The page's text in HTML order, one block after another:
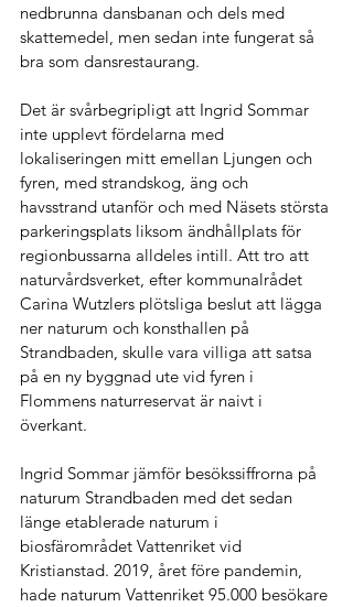
nedbrunna dansbanan och dels med
skattemedel, men sedan inte fungerat så
bra som dansrestaurang.
Det är svårbegripligt att Ingrid Sommar
inte upplevt fördelarna med
lokaliseringen mitt emellan Ljungen och
fyren, med strandskog, äng och
havsstrand utanför och med Näsets största
parkeringsplats liksom ändhållplats för
regionbussarna alldeles intill. Att tro att
naturvårdsverket, efter kommunalrådet
Carina Wutzlers plötsliga beslut att lägga
ner naturum och konsthallen på
Strandbaden, skulle vara villiga att satsa
på en ny byggnad ute vid fyren i
Flommens naturreservat är naivt i
överkant.
Ingrid Sommar jämför besökssiffrorna på
naturum Strandbaden med det sedan
länge etablerade naturum i
biosfärområdet Vattenriket vid
Kristianstad. 2019, året före pandemin,
hade naturum Vattenriket 95.000 besökare